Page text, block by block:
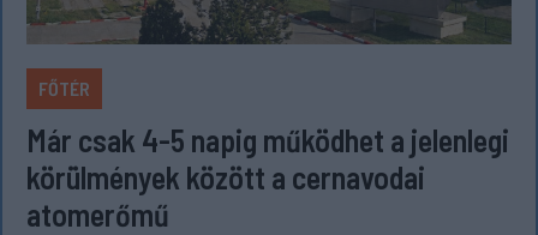
FŐTÉR
Már csak 4-5 napig működhet a jelenlegi
körülmények között a cernavodai
atomerőmű